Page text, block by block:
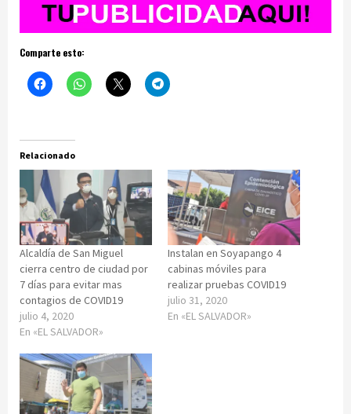
Comparte esto:
Relacionado
Alcaldía de San Miguel
cierra centro de ciudad por
7 días para evitar mas
contagios de COVID19
julio 4, 2020
En «EL SALVADOR»
Instalan en Soyapango 4
cabinas móviles para
realizar pruebas COVID19
julio 31, 2020
En «EL SALVADOR»